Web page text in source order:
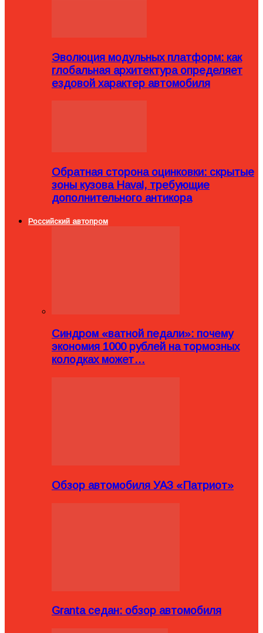
Эволюция модульных платформ: как
глобальная архитектура определяет
ездовой характер автомобиля
Обратная сторона оцинковки: скрытые
зоны кузова Haval, требующие
дополнительного антикора
Российский автопром
Синдром «ватной педали»: почему
экономия 1000 рублей на тормозных
колодках может…
Обзор автомобиля УАЗ «Патриот»
Granta седан: обзор автомобиля